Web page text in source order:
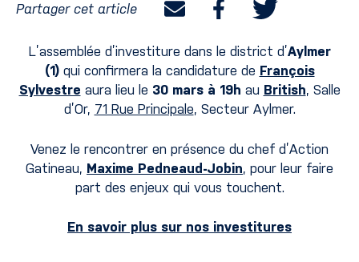
Partager cet article
L’assemblée d’investiture dans le district d’Aylmer
(1)qui confirmera la candidature de François
Sylvestre aura lieu le 30 mars à 19h au British, Salle
d’Or, 71 Rue Principale, Secteur Aylmer.
Venez le rencontrer en présence du chef d’Action
Gatineau, Maxime Pedneaud-Jobin, pour leur faire
part des enjeux qui vous touchent.
En savoir plus sur nos investitures